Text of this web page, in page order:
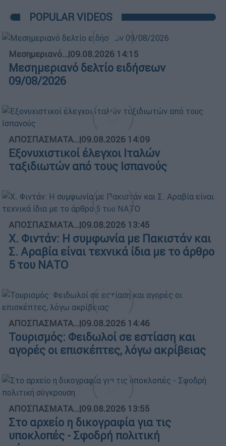
POPULAR VIDEOS
Μεσημεριανό...|09.08.2026 14:15
Μεσημεριανό δελτίο ειδήσεων
09/08/2026
ΑΠΟΣΠΑΣΜΑΤΑ...|09.08.2026 14:09
Εξονυχιστικοί έλεγχοι Ιταλών
ταξιδιωτών από τους Ισπανούς
ΑΠΟΣΠΑΣΜΑΤΑ...|09.08.2026 13:45
X. Φιντάν: Η συμφωνία με Πακιστάν και
Σ. Αραβία είναι τεχνικά ίδια με το άρθρο
5 του ΝΑΤΟ
ΑΠΟΣΠΑΣΜΑΤΑ...|09.08.2026 14:46
Τουρισμός: Φειδωλοί σε εστίαση και
αγορές οι επισκέπτες, λόγω ακρίβειας
ΑΠΟΣΠΑΣΜΑΤΑ...|09.08.2026 13:55
Στο αρχείο η δικογραφία για τις
υποκλοπές - Σφοδρή πολιτική